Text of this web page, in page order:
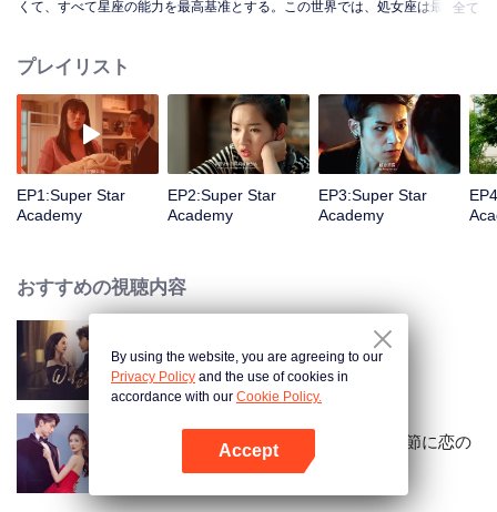
くて、すべて星座の能力を最高基准とする。この世界では、処女座は最も人
に、天秤座の子供を産むつもりで、天秤座の超强情なソーシャル能力で家庭
全体を1つの階級に升格させたかったが、妻の早産のせいで、1人のおとめ座
の女の子を生んだ。彼女は小さい時からいじめされれきたが、ある日、処女
座の超能力に目覚めた女の子は、「超星学园」に入学することになった。し
かし、入学するや否や、女の子は世界で最も裕福な財閥の息子と奇妙な関係
全て
プレイリスト
EP1:Super Star
Academy
EP2:Super Star
Academy
EP3:Super Star
Academy
おすすめの視聴内容
Wife's Revenge
ラブ・シィーナァリィ～恋の季節に恋の
By using the website, you are agreeing to our
Privacy Policy and the use of cookies in
accordance with our Cookie Policy.
Accept